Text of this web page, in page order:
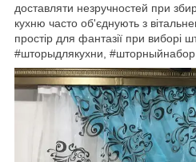
доставляти незручностей при
кухню часто об'єднують з
простір для фантазії при виборі
#шторыдлякухни,